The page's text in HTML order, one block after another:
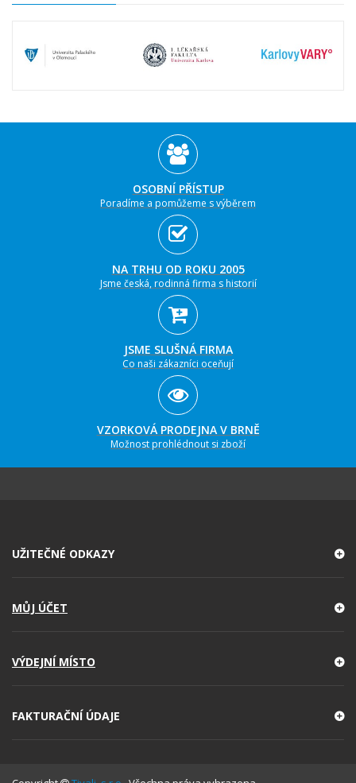
OSOBNÍ PŘÍSTUP
Poradíme a pomůžeme s výběrem
NA TRHU OD ROKU 2005
Jsme česká, rodinná firma s historií
JSME SLUŠNÁ FIRMA
Co naši zákazníci oceňují
VZORKOVÁ PRODEJNA V BRNĚ
Možnost prohlédnout si zboží
UŽITEČNÉ ODKAZY
MŮJ ÚČET
VÝDEJNÍ MÍSTO
FAKTURAČNÍ ÚDAJE